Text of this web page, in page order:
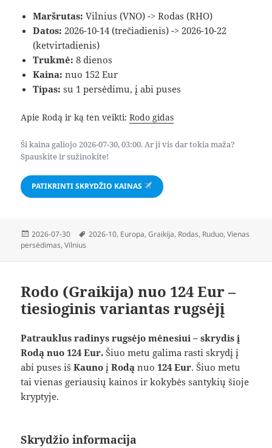
Maršrutas: Vilnius (VNO) -> Rodas (RHO)
Datos: 2026-10-14 (trečiadienis) -> 2026-10-22
(ketvirtadienis)
Trukmė: 8 dienos
Kaina: nuo 152 Eur
Tipas: su 1 persėdimu, į abi puses
Apie Rodą ir ką ten veikti:Rodo gidas
Ši kaina galiojo 2026-07-30, 03:00. Ar ji vis dar tokia maža?
Spauskite ir sužinokite!
PATIKRINTI SKRYDŽIO KAINAS
Paskelbta
2026-07-30 Žymos
2026-10, Europa,Graikija, Rodas, Ruduo,Vienas
persėdimas,Vilnius
Rodo (Graikija) nuo 124 Eur –
tiesioginis variantas rugsėjį
Patrauklus radinys rugsėjo mėnesiui – skrydis į
Rodą nuo 124 Eur. Šiuo metu galima rasti skrydį į
abi puses išKauno įRodą nuo124 Eur. Šiuo metu
tai vienas geriausių kainos ir kokybės santykių šioje
kryptyje.
Skrydžio informacija